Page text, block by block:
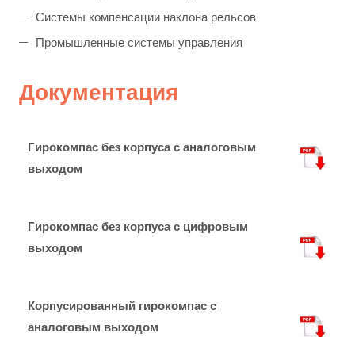
Системы компенсации наклона рельсов
Промышленные системы управления
Документация
Гирокомпас без корпуса с аналоговым
выходом
Гирокомпас без корпуса с цифровым
выходом
Корпусированный гирокомпас с
аналоговым выходом